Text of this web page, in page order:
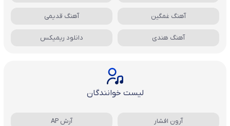
آهنگ غمگین آهنگ قدیمی
آهنگ هندی دانلود ریمیکس
لیست خوانندگان
آرون افشار آرش AP